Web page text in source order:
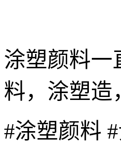
涂塑颜料一
料，涂塑造
#涂塑颜料